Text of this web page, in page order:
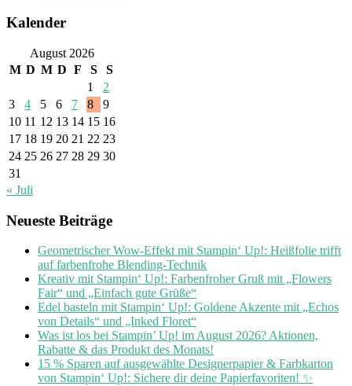
Kalender
August 2026
M D M D F S
S
1
2
3
4 5 6 7 8
9
10 11 12 13 14 15 16
17 18 19 20 21 22 23
24 25 26 27 28 29 30
31
« Juli
Neueste Beiträge
Geometrischer Wow-Effekt mit Stampin‘ Up!: Heißfolie trifft
auf farbenfrohe Blending-Technik
Kreativ mit Stampin‘ Up!: Farbenfroher Gruß mit „Flowers
Fair“ und „Einfach gute Grüße“
Edel basteln mit Stampin‘ Up!: Goldene Akzente mit „Echos
von Details“ und „Inked Floret“
Was ist los bei Stampin’ Up! im August 2026? Aktionen,
Rabatte & das Produkt des Monats!
15 % Sparen auf ausgewählte Designerpapier & Farbkarton
von Stampin‘ Up!: Sichere dir deine Papierfavoriten! ✨